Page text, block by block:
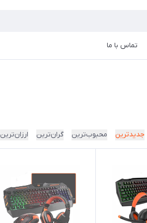
تماس با ما
جدیدترین محبوب‌ترین گران‌ترین ارزان‌ترین